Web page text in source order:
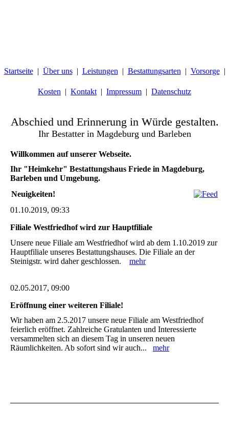
Startseite Über uns Leistungen Bestattungsarten Vorsorge
Kosten Kontakt Impressum Datenschutz
Abschied und Erinnerung in Würde gestalten.
Ihr Bestatter in Magdeburg und Barleben
Willkommen auf unserer Webseite.
Ihr "Heimkehr" Bestattungshaus Friede in Magdeburg,
Barleben und Umgebung.
Neuigkeiten!
01.10.2019, 09:33
Filiale Westfriedhof wird zur Hauptfiliale
Unsere neue Filiale am Westfriedhof wird ab dem 1.10.2019 zur
Hauptfiliale unseres Bestattungshauses. Die Filiale an der
Steinigstr. wird daher geschlossen. mehr
02.05.2017, 09:00
Eröffnung einer weiteren Filiale!
Wir haben am 2.5.2017 unsere neue Filiale am Westfriedhof
feierlich eröffnet. Zahlreiche Gratulanten und Interessierte
versammelten sich an diesem Tag in unseren neuen
Räumlichkeiten. Ab sofort sind wir auch... mehr